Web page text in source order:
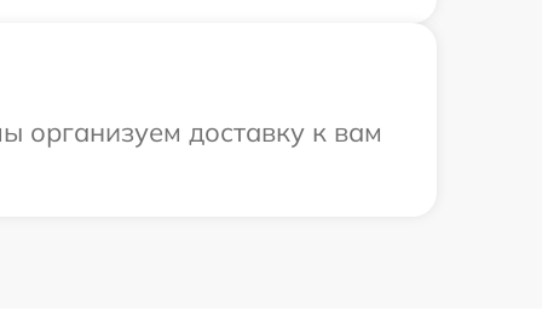
организуем доставку к вам